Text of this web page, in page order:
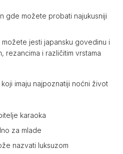
gde možete probati najukusniji
jesti japansku govedinu i
rezancima i različitim vrstama
imaju najpoznatiji noćni život
karaoka
za mlade
nazvati luksuzom